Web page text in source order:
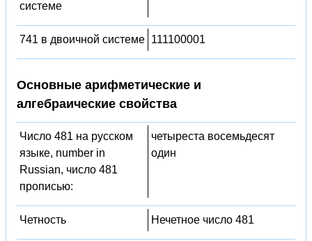
системе
741 в двоичной системе 111100001
Основные арифметические и
алгебраические свойства
Число 481 на русском
языке, number in
Russian, число 481
прописью:
четыреста восемьдесят
один
Четность Нечетное число 481